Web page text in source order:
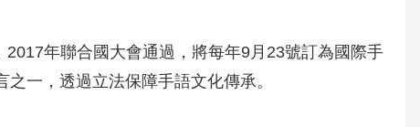
年聯合國大會通過，將每年9月23號訂為國際手
一，透過立法保障手語文化傳承。